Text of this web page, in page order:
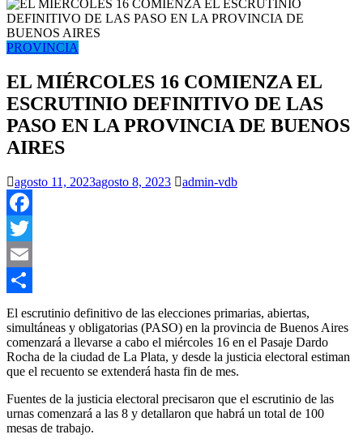
PROVINCIA
EL MIÉRCOLES 16 COMIENZA EL
ESCRUTINIO DEFINITIVO DE LAS
PASO EN LA PROVINCIA DE BUENOS
AIRES
agosto 11, 2023agosto 8, 2023 admin-vdb
Facebook
Twitter
Email
Compartir
El escrutinio definitivo de las elecciones primarias, abiertas,
simultáneas y obligatorias (PASO) en la provincia de Buenos Aires
comenzará a llevarse a cabo el miércoles 16 en el Pasaje Dardo
Rocha de la ciudad de La Plata, y desde la justicia electoral estiman
que el recuento se extenderá hasta fin de mes.
Fuentes de la justicia electoral precisaron que el escrutinio de las
urnas comenzará a las 8 y detallaron que habrá un total de 100
mesas de trabajo.